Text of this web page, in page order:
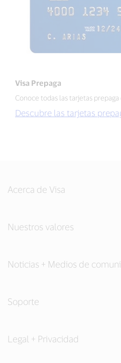
Visa Prepaga
Conoce todas las tarjetas
Descubre las tarjetas
Acerca de Visa
Nuestros valores
Noticias + Medios de
Soporte
Legal + Privacidad